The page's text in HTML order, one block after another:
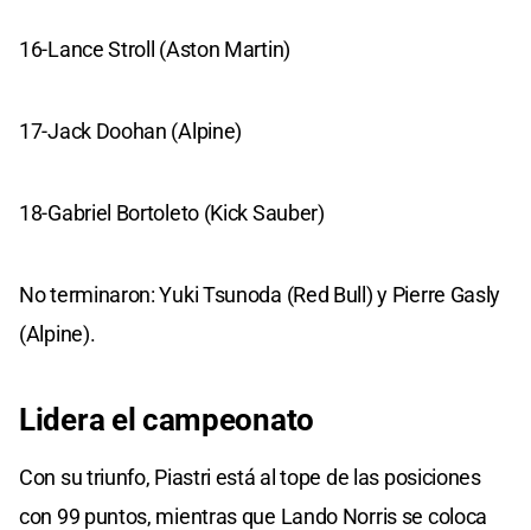
16-Lance Stroll (Aston Martin)
17-Jack Doohan (Alpine)
18-Gabriel Bortoleto (Kick Sauber)
No terminaron: Yuki Tsunoda (Red Bull) y Pierre Gasly
(Alpine).
Lidera el campeonato
Con su triunfo, Piastri está al tope de las posiciones
con 99 puntos, mientras que Lando Norris se coloca